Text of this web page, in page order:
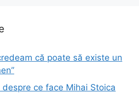
că poate să existe un
ce face Mihai Stoica